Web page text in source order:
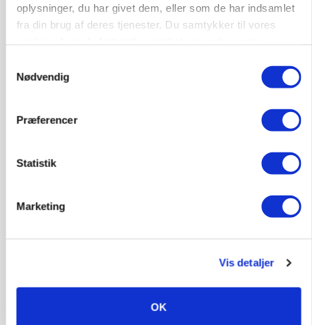
oplysninger, du har givet dem, eller som de har indsamlet
fra din brug af deres tjenester. Du samtykker til vores
Nødvendig
Præferencer
Statistik
Marketing
Vis detaljer
OK
9681, Ranum 03. aug.
Kalve
03. aug.
Klimastald